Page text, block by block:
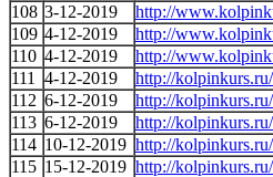
108 3-12-2019
http://
109 4-12-2019
http://
110 4-12-2019
http://
111
4-12-2019
http://
112 6-12-2019
http://
113 6-12-2019
http://
114 10-12-2019 http://
115 15-12-2019 http://